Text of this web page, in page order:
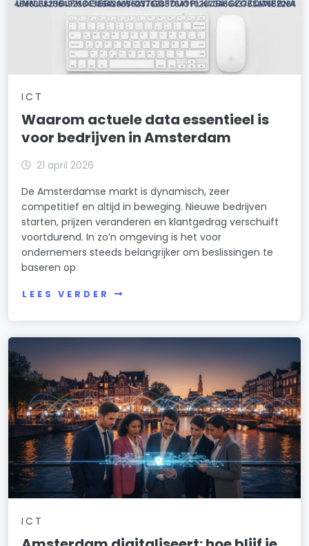
Weesp Binnenstad/Zuid
Weesperbuurt/Plantage
Weesperzijde
Westindische Buurt
Westlandgracht
Willemspark
Zeeburgereiland/Bovendiep
Zuidas
ICT
Waarom actuele data essentieel is
voor bedrijven in Amsterdam
21 april 2026
De Amsterdamse markt is dynamisch, zeer
competitief en altijd in beweging. Nieuwe bedrijven
starten, prijzen veranderen en klantgedrag verschuift
voortdurend. In zo’n omgeving is het voor
ondernemers steeds belangrijker om beslissingen te
baseren op
LEES VERDER
ICT